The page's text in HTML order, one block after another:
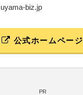
biz.jp
公式ホームページ
PR